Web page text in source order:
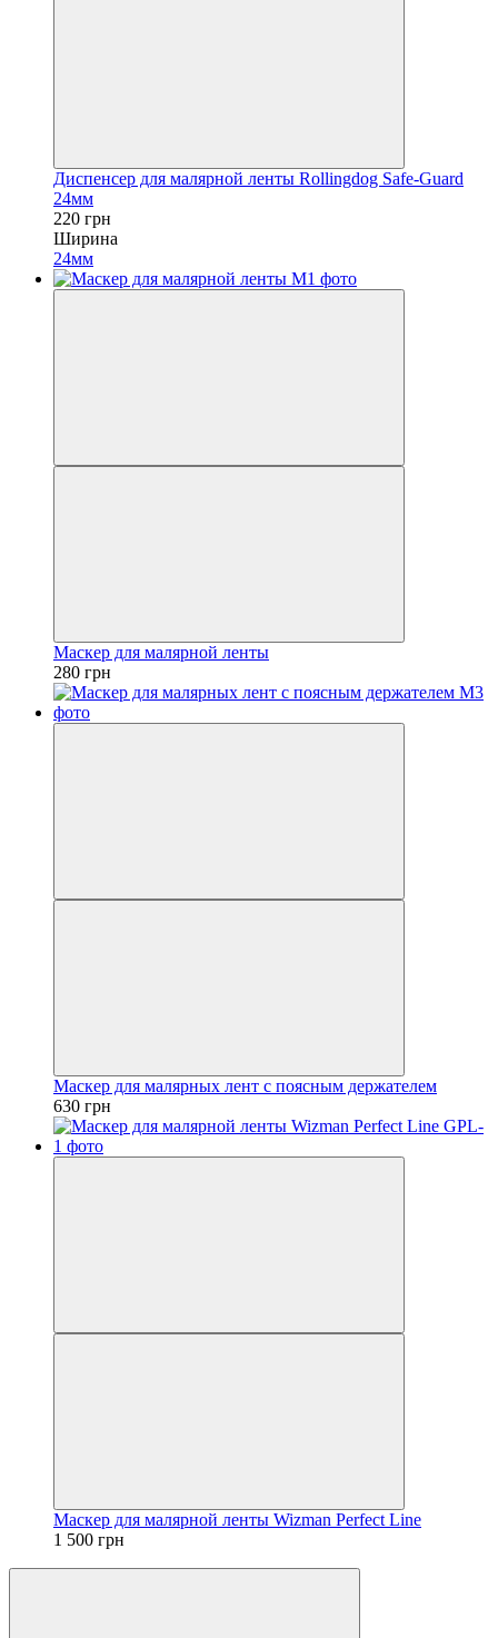
Диспенсер для малярной ленты Rollingdog Safe-Guard
24мм
220 грн
Ширина
24мм
Маскер для малярной ленты
280 грн
Маскер для малярных лент с поясным держателем
630 грн
Маскер для малярной ленты Wizman Perfect Line
1 500 грн